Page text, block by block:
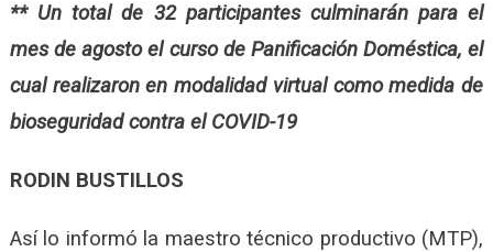
** Un total de 32 participantes culminarán para el
mes de agosto el curso de Panificación Doméstica, el
cual realizaron en modalidad virtual como medida de
bioseguridad contra el COVID-19
RODIN BUSTILLOS
Así lo informó la maestro técnico productivo (MTP),